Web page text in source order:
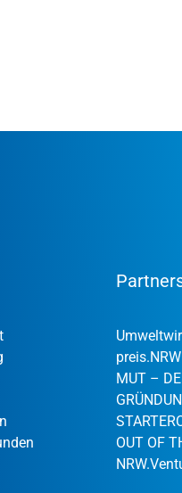
preis.NRW
MUT –
OUT OF